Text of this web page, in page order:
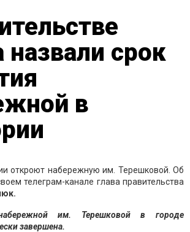
срок
в
откроют набережную им. Терешковой. Об
телеграм-канале глава правительства
им. Терешковой в городе
завершена.